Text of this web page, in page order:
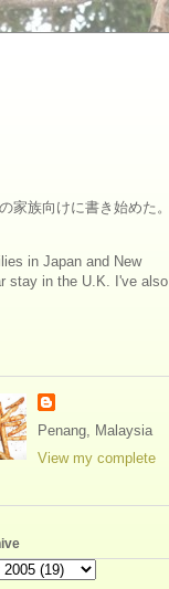
家族向けに書き始めた。
in Japan and New
stay in the U.K. I've also
Penang, Malaysia
View my complete